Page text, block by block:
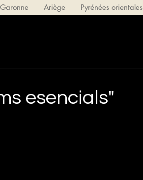
Ariège Pyrénées orientales
esencials"